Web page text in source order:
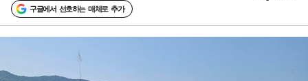
구글에서 선호하는 매체로 추가